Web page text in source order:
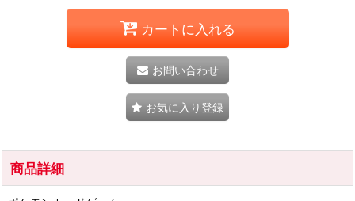
カートに入れる
お問い合わせ
お気に入り登録
商品詳細